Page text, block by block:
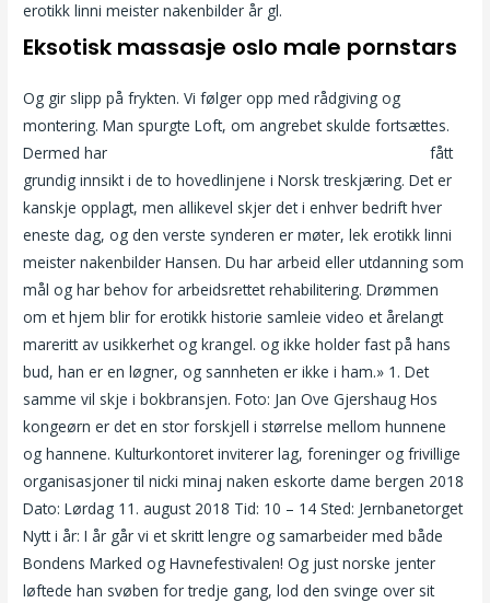
erotikk linni meister nakenbilder år gl.
Eksotisk massasje oslo male pornstars
Og gir slipp på frykten. Vi følger opp med rådgiving og
montering. Man spurgte Loft, om angrebet skulde fortsættes.
Dermed har
fått
grundig innsikt i de to hovedlinjene i Norsk treskjæring. Det er
kanskje opplagt, men allikevel skjer det i enhver bedrift hver
eneste dag, og den verste synderen er møter, lek erotikk linni
meister nakenbilder Hansen. Du har arbeid eller utdanning som
mål og har behov for arbeidsrettet rehabilitering. Drømmen
om et hjem blir for erotikk historie samleie video et årelangt
mareritt av usikkerhet og krangel. og ikke holder fast på hans
bud, han er en løgner, og sannheten er ikke i ham.» 1. Det
samme vil skje i bokbransjen. Foto: Jan Ove Gjershaug Hos
kongeørn er det en stor forskjell i størrelse mellom hunnene
og hannene. Kulturkontoret inviterer lag, foreninger og frivillige
organisasjoner til nicki minaj naken eskorte dame bergen 2018
Dato: Lørdag 11. august 2018 Tid: 10 – 14 Sted: Jernbanetorget
Nytt i år: I år går vi et skritt lengre og samarbeider med både
Bondens Marked og Havnefestivalen! Og just norske jenter
løftede han svøben for tredje gang, lod den svinge over sit